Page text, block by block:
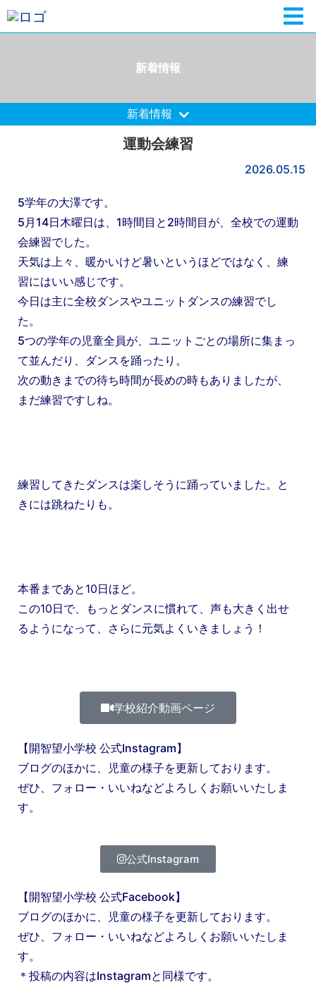
新着情報
新着情報
運動会練習
2026.05.15
5学年の大澤です。
5月14日木曜日は、1時間目と2時間目が、全校での運動
会練習でした。
天気は上々、暖かいけど暑いというほどではなく、練
習にはいい感じです。
今日は主に全校ダンスやユニットダンスの練習でし
た。
5つの学年の児童全員が、ユニットごとの場所に集まっ
て並んだり、ダンスを踊ったり。
次の動きまでの待ち時間が長めの時もありましたが、
まだ練習ですしね。
練習してきたダンスは楽しそうに踊っていました。と
きには跳ねたりも。
本番まであと10日ほど。
この10日で、もっとダンスに慣れて、声も大きく出せ
るようになって、さらに元気よくいきましょう！
学校紹介動画ページ
【開智望小学校 公式Instagram】
ブログのほかに、児童の様子を更新しております。
ぜひ、フォロー・いいねなどよろしくお願いいたしま
す。
公式Instagram
【開智望小学校 公式Facebook】
ブログのほかに、児童の様子を更新しております。
ぜひ、フォロー・いいねなどよろしくお願いいたしま
す。
＊投稿の内容はInstagramと同様です。